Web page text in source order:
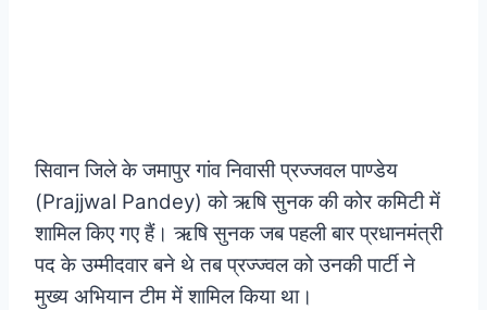
सिवान जिले के जमापुर गांव निवासी प्रज्जवल पाण्डेय
(Prajjwal Pandey) को ऋषि सुनक की कोर कमिटी में
शामिल किए गए हैं। ऋषि सुनक जब पहली बार प्रधानमंत्री
पद के उम्मीदवार बने थे तब प्रज्ज्वल को उनकी पार्टी ने
मुख्य अभियान टीम में शामिल किया था।